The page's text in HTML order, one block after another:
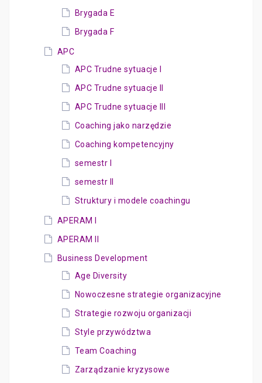
Brygada E
Brygada F
APC
APC Trudne sytuacje I
APC Trudne sytuacje II
APC Trudne sytuacje III
Coaching jako narzędzie
Coaching kompetencyjny
semestr I
semestr II
Struktury i modele coachingu
APERAM I
APERAM II
Business Development
Age Diversity
Nowoczesne strategie organizacyjne
Strategie rozwoju organizacji
Style przywództwa
Team Coaching
Zarządzanie kryzysowe